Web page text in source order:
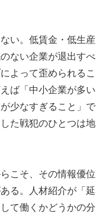
い。低賃金・低生産
ない企業が退出すべ
よって歪められるこ
ば「中小企業が多い
少なすぎること」で
た戦犯のひとつは地
こそ、その情報優位
る。人材紹介が「延
て働くかどうかの分